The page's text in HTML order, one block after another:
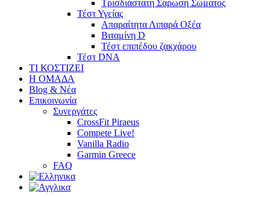
Τρισδιάστατη Σάρωση Σώματος
Τέστ Υγείας
Απαραίτητα Λιπαρά Οξέα
Βιταμίνη D
Τέστ επιπέδου ζακχάρου
Τέστ DNA
ΤΙ ΚΟΣΤΙΖΕΙ
Η ΟΜΑΔΑ
Blog & Νέα
Επικοινωνία
Συνεργάτες
CrossFit Piraeus
Compete Live!
Vanilla Radio
Garmin Greece
FAQ